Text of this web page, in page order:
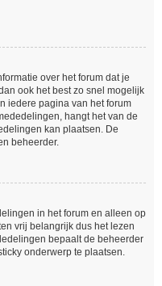
over het forum dat je
ook het best zo snel mogelijk
iedere pagina van het forum
hangt het van de
kan plaatsen. De
beheerder.
in het forum en alleen op
vrij belangrijk dus het lezen
bepaalt de beheerder
onderwerp te plaatsen.